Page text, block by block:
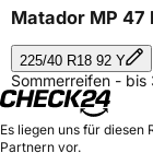
Matador MP 47
225/40 R18 92 Y
Sommerreifen -
Es liegen uns für diesen
Partnern vor.